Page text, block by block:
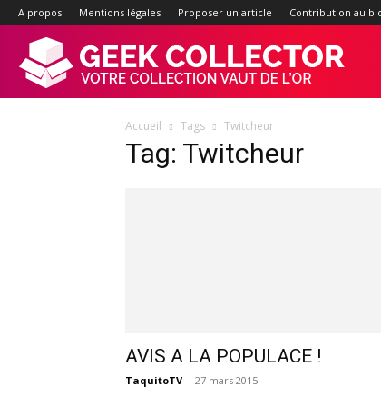
A propos Mentions légales Proposer un article Contribution au
Accueil Tags Twitcheur
Tag: Twitcheur
AVIS A LA POPULACE !
TaquitoTV - 27 mars 2015